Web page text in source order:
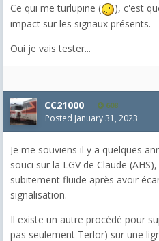
Ce qui me turlupine (
), c'est
impact sur les signaux présents.
Oui je vais tester...
CC21000 608
Posted January 31, 2023
Je me souviens il y a quelques
souci sur la LGV de Claude
subitement fluide après avoir
signalisation.
Il existe un autre procédé pour
pas seulement Terlor) sur une